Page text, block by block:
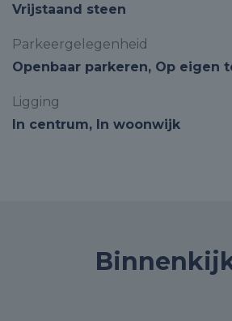
Vrijstaand steen
Parkeergelegenheid
Openbaar parkeren, Op eigen
Ligging
In centrum, In woonwijk